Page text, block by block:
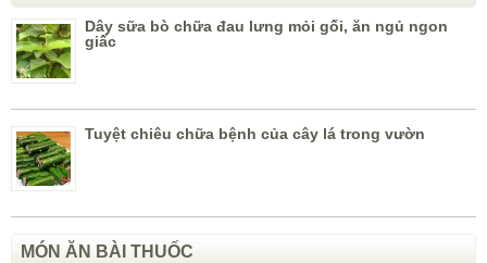
Dây sữa bò chữa đau lưng mỏi gối, ăn ngủ ngon
giấc
Tuyệt chiêu chữa bệnh của cây lá trong vườn
MÓN ĂN BÀI THUỐC